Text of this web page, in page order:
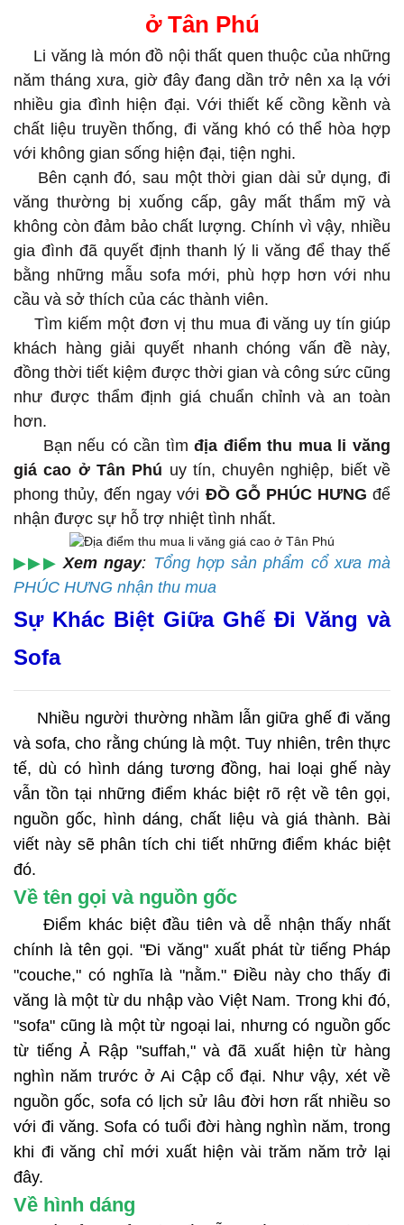
ở Tân Phú
Li văng là món đồ nội thất quen thuộc của những
năm tháng xưa, giờ đây đang dần trở nên xa lạ với
nhiều gia đình hiện đại. Với thiết kế cồng kềnh và
chất liệu truyền thống, đi văng khó có thể hòa hợp
với không gian sống hiện đại, tiện nghi.
Bên cạnh đó, sau một thời gian dài sử dụng, đi
văng thường bị xuống cấp, gây mất thẩm mỹ và
không còn đảm bảo chất lượng. Chính vì vậy, nhiều
gia đình đã quyết định thanh lý li văng để thay thế
bằng những mẫu sofa mới, phù hợp hơn với nhu
cầu và sở thích của các thành viên.
Tìm kiếm một đơn vị thu mua đi văng uy tín giúp
khách hàng giải quyết nhanh chóng vấn đề này,
đồng thời tiết kiệm được thời gian và công sức cũng
như được thẩm định giá chuẩn chỉnh và an toàn
hơn.
Bạn nếu có cần tìmđịa điểm thu mua li văng
giá cao ở Tân Phú uy tín, chuyên nghiệp, biết về
phong thủy, đến ngay với ĐỒ GỖ PHÚC HƯNG để
nhận được sự hỗ trợ nhiệt tình nhất.
▶▶▶ Xem ngay: Tổng hợp sản phẩm cổ xưa mà
PHÚC HƯNG nhận thu mua
Sự Khác Biệt Giữa Ghế Đi Văng và
Sofa
Nhiều người thường nhầm lẫn giữa ghế đi văng
và sofa, cho rằng chúng là một. Tuy nhiên, trên thực
tế, dù có hình dáng tương đồng, hai loại ghế này
vẫn tồn tại những điểm khác biệt rõ rệt về tên gọi,
nguồn gốc, hình dáng, chất liệu và giá thành. Bài
viết này sẽ phân tích chi tiết những điểm khác biệt
đó.
Về tên gọi và nguồn gốc
Điểm khác biệt đầu tiên và dễ nhận thấy nhất
chính là tên gọi. "Đi văng" xuất phát từ tiếng Pháp
"couche," có nghĩa là "nằm." Điều này cho thấy đi
văng là một từ du nhập vào Việt Nam. Trong khi đó,
"sofa" cũng là một từ ngoại lai, nhưng có nguồn gốc
từ tiếng Ả Rập "suffah," và đã xuất hiện từ hàng
nghìn năm trước ở Ai Cập cổ đại. Như vậy, xét về
nguồn gốc, sofa có lịch sử lâu đời hơn rất nhiều so
với đi văng. Sofa có tuổi đời hàng nghìn năm, trong
khi đi văng chỉ mới xuất hiện vài trăm năm trở lại
đây.
Về hình dáng